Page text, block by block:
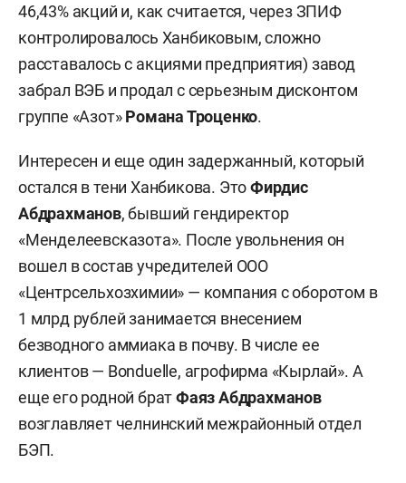
46,43% акций и, как считается, через ЗПИФ
контролировалось Ханбиковым, сложно
расставалось с акциями предприятия) завод
забрал ВЭБ и продал с серьезным дисконтом
группе «Азот»Романа Троценко.
Интересен и еще один задержанный, который
остался в тени Ханбикова. ЭтоФирдис
Абдрахманов, бывший гендиректор
«Менделеевсказота». После увольнения он
вошел в состав учредителей ООО
«Центрсельхозхимии» — компания с оборотом в
1 млрд рублей занимается внесением
безводного аммиака в почву. В числе ее
клиентов — Bonduelle, агрофирма «Кырлай». А
еще его родной братФаяз Абдрахманов
возглавляет челнинский межрайонный отдел
БЭП.